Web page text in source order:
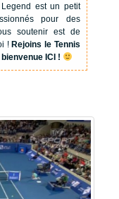
Legend est un petit
pour des
soutenir est de
!Rejoins le Tennis
ICI !